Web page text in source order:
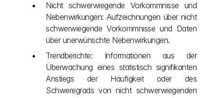
Nicht schwerwiegende Vorkommnisse und
Nebenwirkungen: Aufzeichnungen über nicht
schwerwiegende Vorkommnisse und Daten
über unerwünschte Nebenwirkungen.
Trendberichte: Informationen aus der
Überwachung eines statistisch signifikanten
Anstiegs der Häufigkeit oder des
Schweregrads von nicht schwerwiegenden